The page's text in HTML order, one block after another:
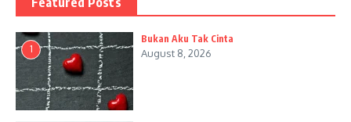
1
Bukan Aku Tak Cinta
August 8, 2026